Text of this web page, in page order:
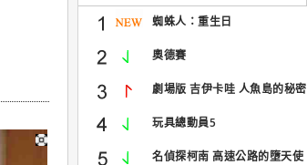
蜘蛛人：重生日
奧德賽
劇場版 吉伊卡哇 人魚島的秘密
玩具總動員5
名偵探柯南 高速公路的墮天使